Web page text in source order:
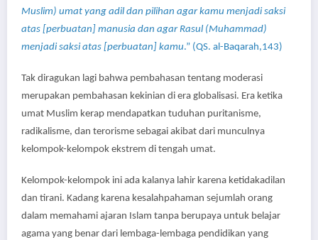
Muslim) umat yang adil dan pilihan agar kamu menjadi saksi
atas [perbuatan] manusia dan agar Rasul (Muhammad)
menjadi saksi atas [perbuatan] kamu.” (QS. al-Baqarah,143)
Tak diragukan lagi bahwa pembahasan tentang moderasi
merupakan pembahasan kekinian di era globalisasi. Era ketika
umat Muslim kerap mendapatkan tuduhan puritanisme,
radikalisme, dan terorisme sebagai akibat dari munculnya
kelompok-kelompok ekstrem di tengah umat.
Kelompok-kelompok ini ada kalanya lahir karena ketidakadilan
dan tirani. Kadang karena kesalahpahaman sejumlah orang
dalam memahami ajaran Islam tanpa berupaya untuk belajar
agama yang benar dari lembaga-lembaga pendidikan yang